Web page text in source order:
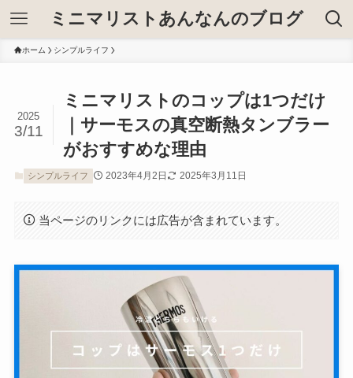
ミニマリストあんなんのブログ
ホーム シンプルライフ
ミニマリストのコップは1つだけ
｜サーモスの真空断熱タンブラー
がおすすめな理由
2025
3/11
シンプルライフ 2023年4月2日 2025年3月11日
当ページのリンクには広告が含まれています。